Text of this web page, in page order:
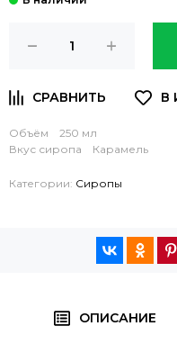
Объём 250 мл
Вкус сиропа Карамель
Категории: Сиропы
ОПИСАНИЕ